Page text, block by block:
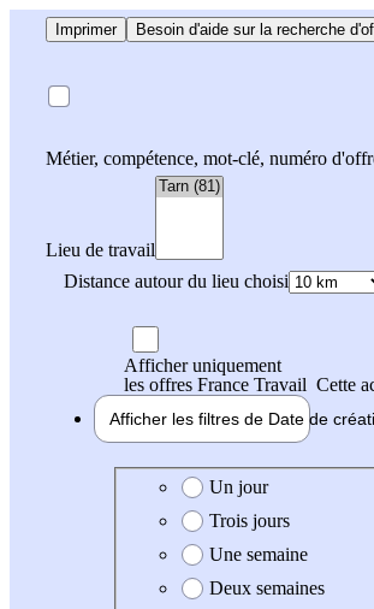
Imprimer Besoin d'aide sur la recherche
Métier, compétence, mot-clé, numéro
Lieu de travail
Distance autour du lieu choisi
Afficher uniquement
les offres France Travail Cette
Afficher les filtres de Date de
Date de création de l'offre
Un jour
Trois jours
Une semaine
Deux semaines